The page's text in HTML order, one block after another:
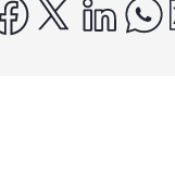
facebook
x